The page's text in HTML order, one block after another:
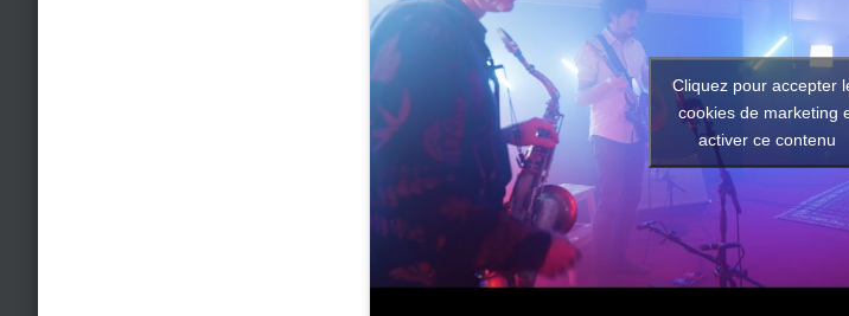
Cliquez pour accepter
cookies de marketing
activer ce contenu